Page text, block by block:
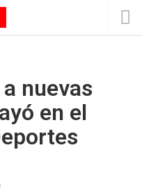
nuevas
en el